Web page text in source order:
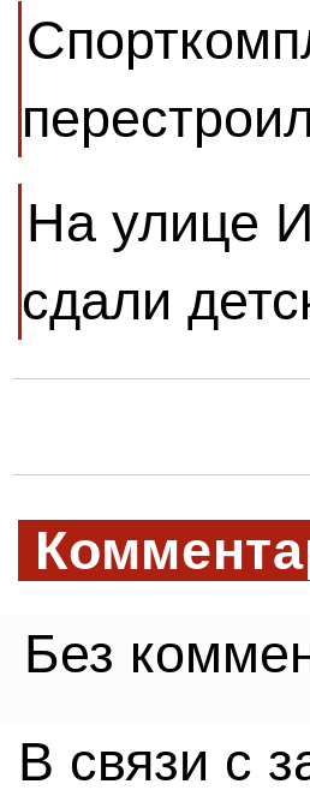
На улице
сдали
Без
В связи с